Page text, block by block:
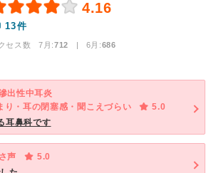
4.16
13件
セス数 7月:712 | 6月:686
出性中耳炎
り・耳の閉塞感・聞こえづらい
5.0
耳鼻科です
さ声
5.0